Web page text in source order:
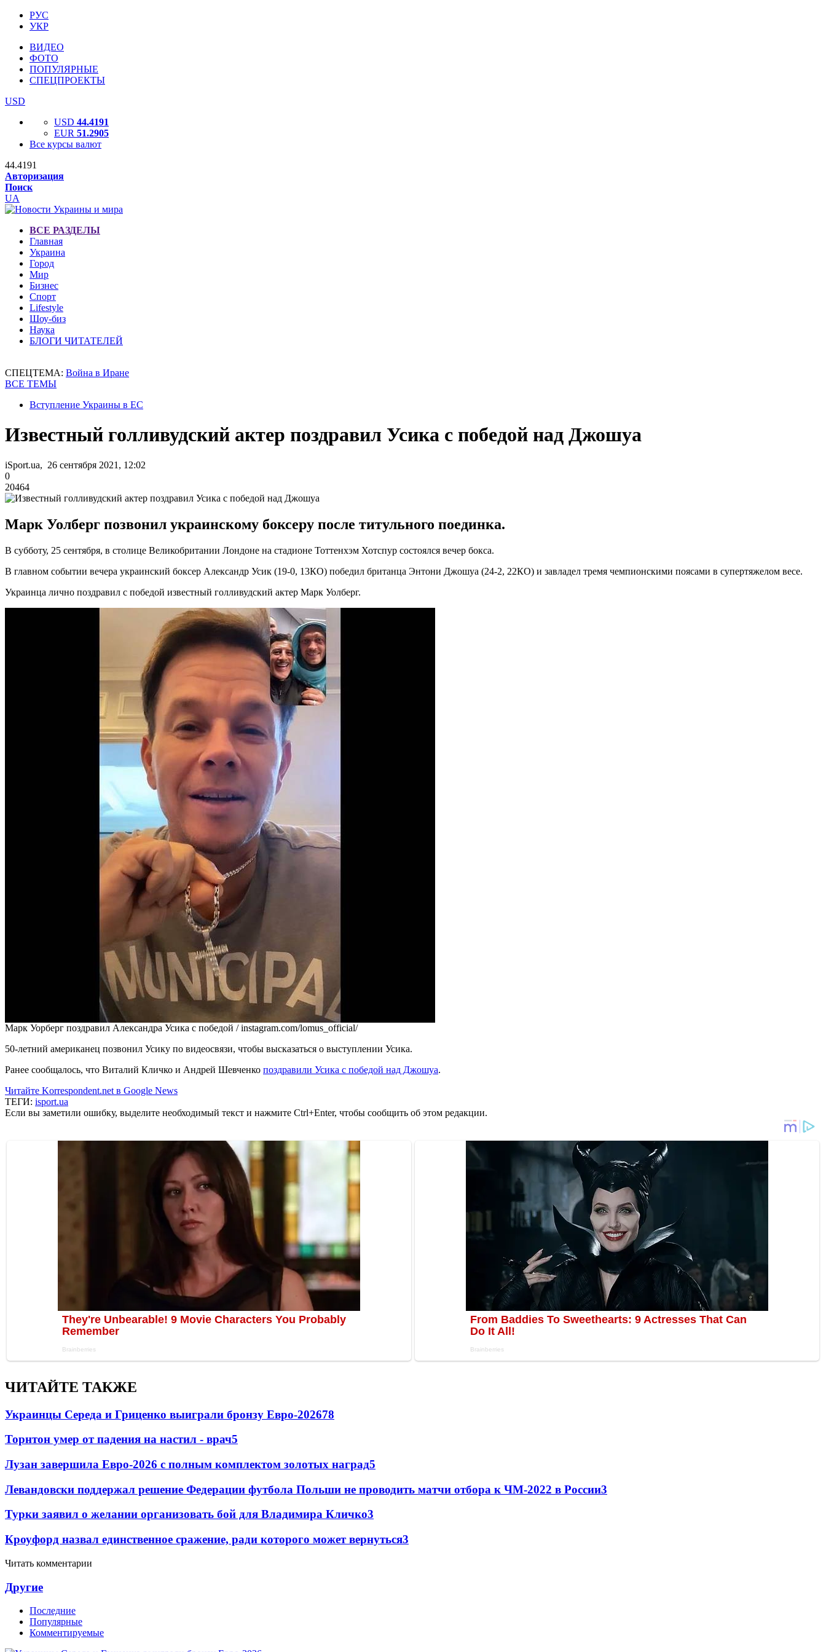
РУС
УКР
ВИДЕО
ФОТО
ПОПУЛЯРНЫЕ
СПЕЦПРОЕКТЫ
USD
USD 44.4191
EUR 51.2905
Все курсы валют
44.4191
Авторизация
Поиск
UA
ВСЕ РАЗДЕЛЫ
Главная
Украина
Город
Мир
Бизнес
Спорт
Lifestyle
Шоу-биз
Наука
БЛОГИ ЧИТАТЕЛЕЙ
СПЕЦТЕМА: Война в Иране
ВСЕ ТЕМЫ
Вступление Украины в ЕС
Известный голливудский актер поздравил Усика с победой над Джошуа
iSport.ua, 26 сентября 2021, 12:02
0
20464
Марк Уолберг позвонил украинскому боксеру после титульного поединка.
В субботу, 25 сентября, в столице Великобритании Лондоне на стадионе Тоттенхэм Хотспур состоялся вечер бокса.
В главном событии вечера украинский боксер Александр Усик (19-0, 13КО) победил британца Энтони Джошуа (24-2, 22КО) и завладел тремя чемпионскими поясами в супертяжелом весе.
Украинца лично поздравил с победой известный голливудский актер Марк Уолберг.
Марк Уорберг поздравил Александра Усика с победой / instagram.com/lomus_official/
50-летний американец позвонил Усику по видеосвязи, чтобы высказаться о выступлении Усика.
Ранее сообщалось, что Виталий Кличко и Андрей Шевченко поздравили Усика с победой над Джошуа.
Читайте Korrespondent.net в Google News
ТЕГИ: isport.ua
Если вы заметили ошибку, выделите необходимый текст и нажмите Ctrl+Enter, чтобы сообщить об этом редакции.
ЧИТАЙТЕ ТАКЖЕ
Украинцы Середа и Гриценко выиграли бронзу Евро-202678
Торнтон умер от падения на настил - врач5
Лузан завершила Евро-2026 с полным комплектом золотых наград5
Левандовски поддержал решение Федерации футбола Польши не проводить матчи отбора к ЧМ-2022 в России3
Турки заявил о желании организовать бой для Владимира Кличко3
Кроуфорд назвал единственное сражение, ради которого может вернуться3
Читать комментарии
Другие
Последние
Популярные
Комментируемые